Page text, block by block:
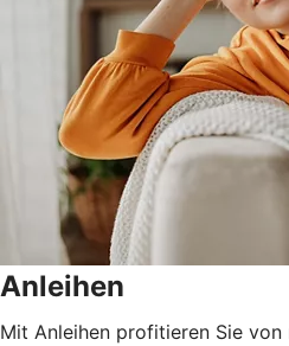
Anleihen
Mit Anleihen profitieren Sie von